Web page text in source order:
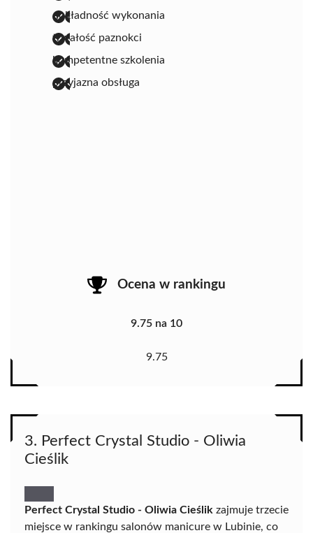
dokładność wykonania
trwałość paznokci
kompetentne szkolenia
przyjazna obsługa
Ocena w rankingu
9.75 na 10
9.75
3. Perfect Crystal Studio - Oliwia
Cieślik
Perfect Crystal Studio - Oliwia Cieślik zajmuje trzecie
miejsce w rankingu salonów manicure w Lubinie, co